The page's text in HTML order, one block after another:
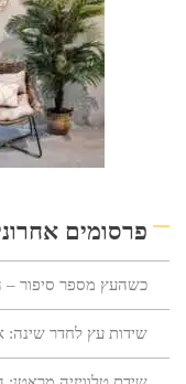
פרסומים
כשהעץ מספר סיפור –
שידות עץ לחדר שינה: